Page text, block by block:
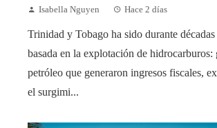
Isabella Nguyen Hace 2 días
Trinidad y Tobago ha sido durante
basada en la explotación de hidrocarburos:
petróleo que generaron ingresos fiscales,
el surgimi...